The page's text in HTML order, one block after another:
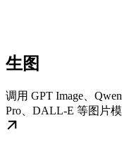
生图
调用 GPT Image、
Pro、DALL-E 等图片模